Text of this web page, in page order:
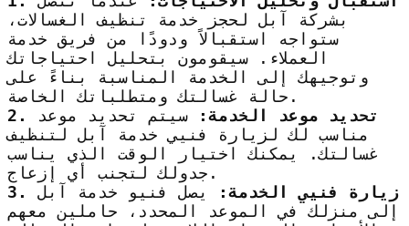
بشركة آبل لحجز خدمة تنظيف الغسالات،
ستواجه استقبالاً ودودًا من فريق خدمة
العملاء. سيقومون بتحليل احتياجاتك
وتوجيهك إلى الخدمة المناسبة بناءً على
حالة غسالتك ومتطلباتك الخاصة.
2. تحديد موعد الخدمة:
سيتم تحديد موعد
مناسب لك لزيارة فنيي خدمة آبل لتنظيف
غسالتك. يمكنك اختيار الوقت الذي يناسب
جدولك لتجنب أي إزعاج.
3. زيارة فنيي الخدمة:
يصل فنيو خدمة آبل
إلى منزلك في الموعد المحدد، حاملين معهم